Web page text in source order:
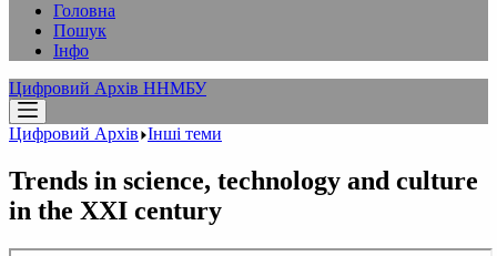
Головна
Пошук
Інфо
Цифровий Архів ННМБУ
Цифровий Архів Інші теми
Trends in science, technology and culture
in the XXI century